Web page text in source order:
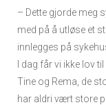
– Dette gjorde meg
med på å utløse et
innlegges på
I dag får vi ikke lov
Tine og Rema, de
har aldri vært store